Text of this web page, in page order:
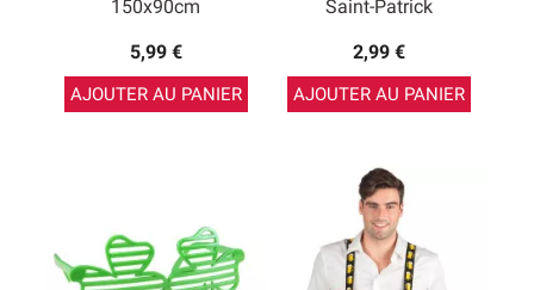
150x90cm
5,99 €
AJOUTER AU PANIER
Saint-Patrick
2,99 €
AJOUTER AU PANIER